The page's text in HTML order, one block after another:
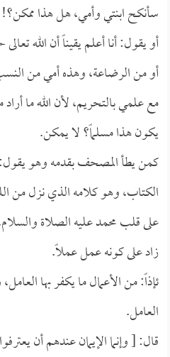
سأنكح ابنتي وأمي، هل هذا ممكن؟!
أو يقول: أنا أعلم يقيناً أن الله
أو من الرضاعة، وهذه أمي من
مع علمي بالتحريم، لأن الله ما
يكون هذا مسلماً؟ لا يمكن.
كمن يطأ المصحف بقدمه وهو يقول:
الكتاب، وهو كلامه الذي نزل من
على قلب محمد عليه الصلاة
زاد على كونه عمل عملاً.
ئإذاً: من الأعمال ما يكفر بها
العامل.
قال: [ وإنما الإيمان عندهم أن